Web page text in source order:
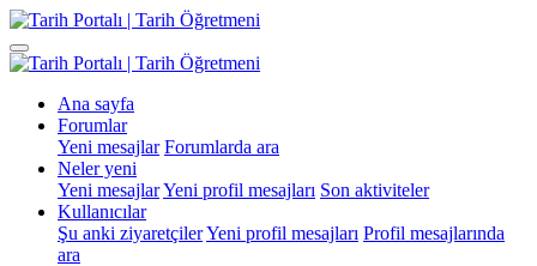
Ana sayfa
Forumlar
Yeni mesajlar Forumlarda ara
Neler yeni
Yeni mesajlarYeni profil mesajları Son aktiviteler
Kullanıcılar
Şu anki ziyaretçilerYeni profil mesajları Profil mesajlarında
ara